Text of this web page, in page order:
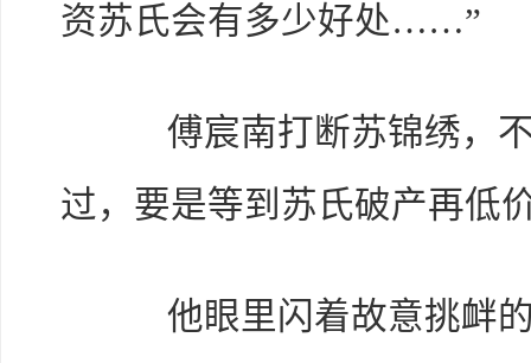
资苏氏会有多少好处……”
傅宸南打断苏锦绣，不
过，要是等到苏氏破产再
他眼里闪着故意挑衅的